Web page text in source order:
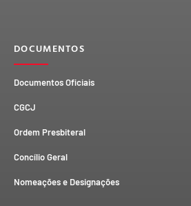
DOCUMENTOS
Documentos Oficiais
CGCJ
Ordem Presbiteral
Concílio Geral
Nomeações e Designações